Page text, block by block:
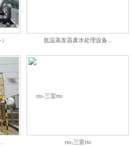
低温蒸发器废水处理设备...
rto-三室rto